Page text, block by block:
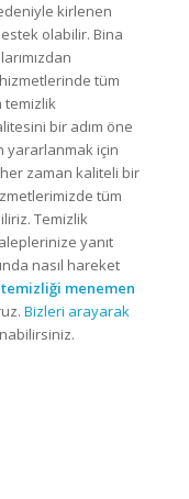
kirlenen
olabilir. Bina
hizmetlerinde tüm
temizlik
bir adım öne
yararlanmak için
zaman kaliteli bir
tüm
Temizlik
yanıt
nasıl hareket
temizliği menemen
Bizleri arayarak